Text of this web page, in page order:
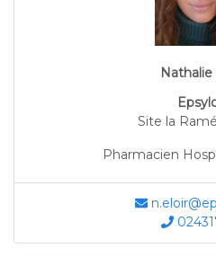
Nathalie
Site la
Pharmacien